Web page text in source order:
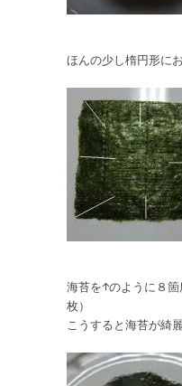
ほんの少し楕円形に
海苔を↑のように８
枚）
こうすると海苔が綺